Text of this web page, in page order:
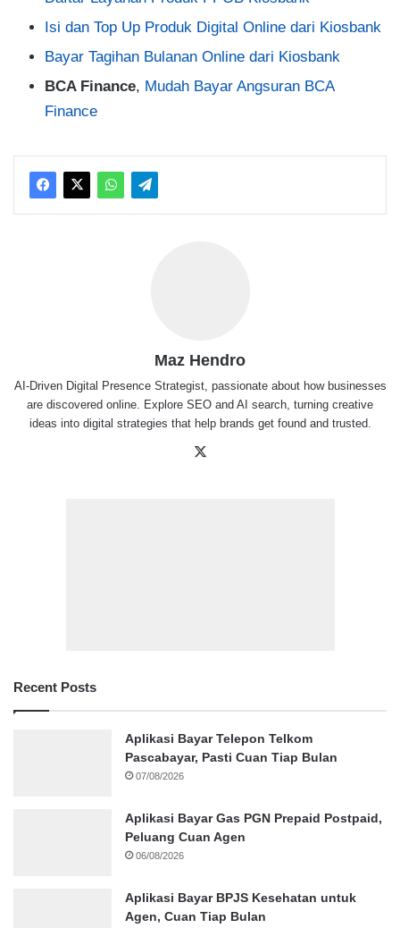
Isi dan Top Up Produk Digital Online dari Kiosbank
Bayar Tagihan Bulanan Online dari Kiosbank
BCA Finance, Mudah Bayar Angsuran BCA
Finance
Maz Hendro
AI-Driven Digital Presence Strategist, passionate about how businesses
are discovered online. Explore SEO and AI search, turning creative
ideas into digital strategies that help brands get found and trusted.
Recent Posts
Aplikasi Bayar Telepon Telkom
Pascabayar, Pasti Cuan Tiap Bulan
07/08/2026
Aplikasi Bayar Gas PGN Prepaid Postpaid,
Peluang Cuan Agen
06/08/2026
Aplikasi Bayar BPJS Kesehatan untuk
Agen, Cuan Tiap Bulan